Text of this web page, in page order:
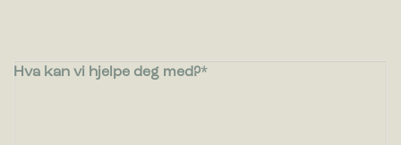
Hva kan vi hjelpe deg med?